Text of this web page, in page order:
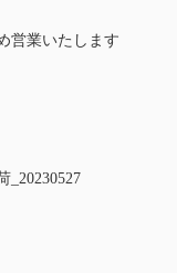
営業いたします
_20230527